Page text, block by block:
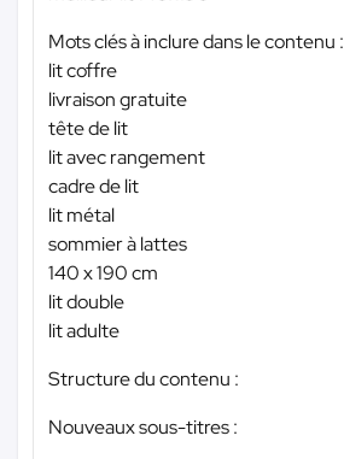
Mots clés à inclure dans le contenu :
lit coffre
livraison gratuite
tête de lit
lit avec rangement
cadre de lit
lit métal
sommier à lattes
140 x 190 cm
lit double
lit adulte
Structure du contenu :
Nouveaux sous-titres :